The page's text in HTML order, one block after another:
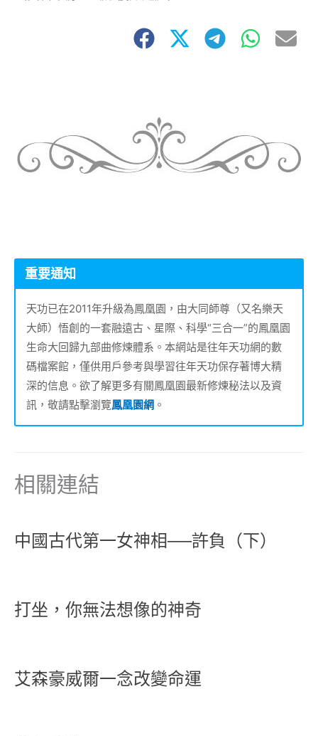
重要通知
天功已在2011年升級為鳳凰園，由大同師尊（又名樂天
大師）悟創的一套融遠古、星際、科學“三合一”的鳳凰園
生命大回歸九部曲修煉體系。本網站是往年天功網的數
碼檔案館，僅供用戶參考與學習往年天功保存著博大精
深的信息。欲了解更多有關鳳凰園最新修煉秘法以及資
訊，敬請點擊瀏覽鳳凰園網 。
相關連結
中國古代第一女神相──許負（下）
打坐，你無法想像的神奇
艾森豪威爾一念改變命運